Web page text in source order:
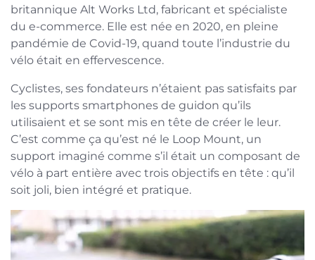
britannique Alt Works Ltd, fabricant et spécialiste
du e-commerce. Elle est née en 2020, en pleine
pandémie de Covid-19, quand toute l’industrie du
vélo était en effervescence.
Cyclistes, ses fondateurs n’étaient pas satisfaits par
les supports smartphones de guidon qu’ils
utilisaient et se sont mis en tête de créer le leur.
C’est comme ça qu’est né le Loop Mount, un
support imaginé comme s’il était un composant de
vélo à part entière avec trois objectifs en tête : qu’il
soit joli, bien intégré et pratique.